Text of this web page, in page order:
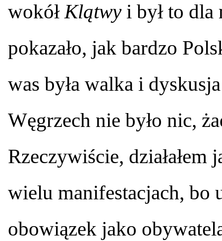
wokółKlątwyi był to dla
pokazało, jak bardzo
was była walka i
Węgrzech nie było nic,
Rzeczywiście, działałem
wielu manifestacjach, bo
obowiązek jako